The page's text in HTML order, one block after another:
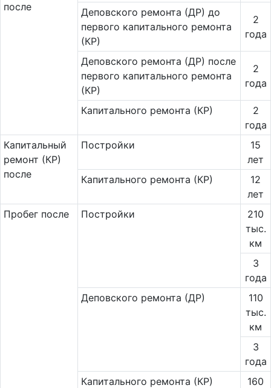
после
Деповского ремонта (ДР) до
первого капитального ремонта
(КР)
2
года
Деповского ремонта (ДР) после
первого капитального ремонта
(КР)
2
года
Капитального ремонта (КР)
2
года
Ка­пи­таль­ный
ремонт (КР)
после
Постройки
15
лет
Капитального ремонта (КР)
12
лет
Пробег после
Постройки
210
тыс.
км
3
года
Деповского ремонта (ДР)
110
тыс.
км
3
года
Капитального ремонта (КР)
160